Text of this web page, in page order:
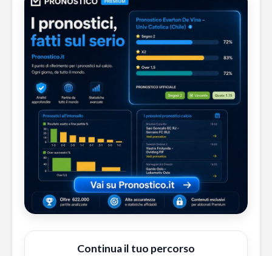
Continua il tuo percorso